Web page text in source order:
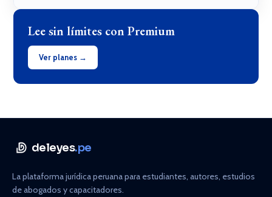
Lee sin límites con Premium
Ver planes →
deleyes.pe
La plataforma jurídica peruana para estudiantes, autores, estudios
de abogados y capacitadores.